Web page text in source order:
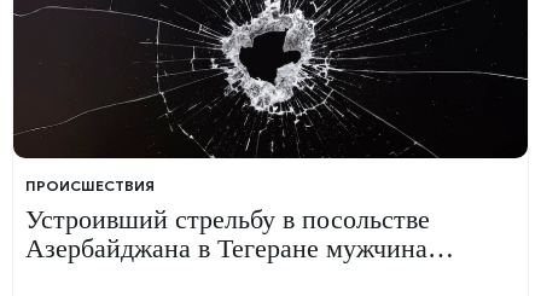
ПРОИСШЕСТВИЯ
Устроивший стрельбу в посольстве
Азербайджана в Тегеране мужчина